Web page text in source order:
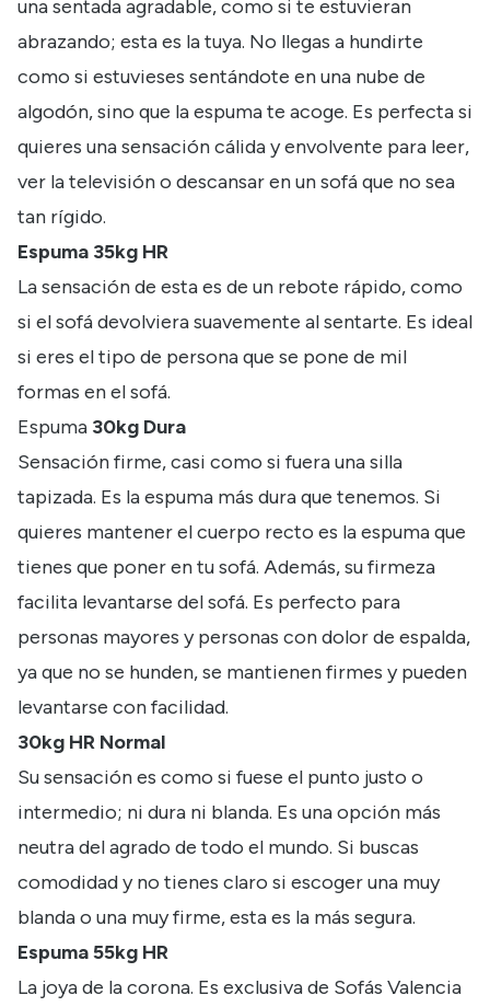
una sentada agradable, como si te estuvieran
abrazando; esta es la tuya. No llegas a hundirte
como si estuvieses sentándote en una nube de
algodón, sino que la espuma te acoge. Es perfecta si
quieres una sensación cálida y envolvente para leer,
ver la televisión o descansar en un sofá que no sea
tan rígido.
Espuma 35kg HR
La sensación de esta es de un rebote rápido, como
si el sofá devolviera suavemente al sentarte. Es ideal
si eres el tipo de persona que se pone de mil
formas en el sofá.
Espuma 30kg Dura
Sensación firme, casi como si fuera una silla
tapizada. Es la espuma más dura que tenemos. Si
quieres mantener el cuerpo recto es la espuma que
tienes que poner en tu sofá. Además, su firmeza
facilita levantarse del sofá. Es perfecto para
personas mayores y personas con dolor de espalda,
ya que no se hunden, se mantienen firmes y pueden
levantarse con facilidad.
30kg HR Normal
Su sensación es como si fuese el punto justo o
intermedio; ni dura ni blanda. Es una opción más
neutra del agrado de todo el mundo. Si buscas
comodidad y no tienes claro si escoger una muy
blanda o una muy firme, esta es la más segura.
Espuma 55kg HR
La joya de la corona. Es exclusiva de Sofás Valencia